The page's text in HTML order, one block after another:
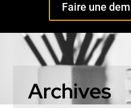
Faire une
Archives